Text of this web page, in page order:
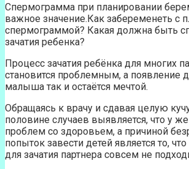
Спермограмма при планировании
важное значение.Как забеременеть с
спермограммой? Какая должна быть
зачатия ребенка?
Процесс зачатия ребёнка для многих
становится проблемным, а появление
малыша так и остаётся мечтой.
Обращаясь к врачу и сдавая целую
половине случаев выявляется, что у
проблем со здоровьем, а причиной
попыток завести детей является то,
для зачатия партнера совсем не